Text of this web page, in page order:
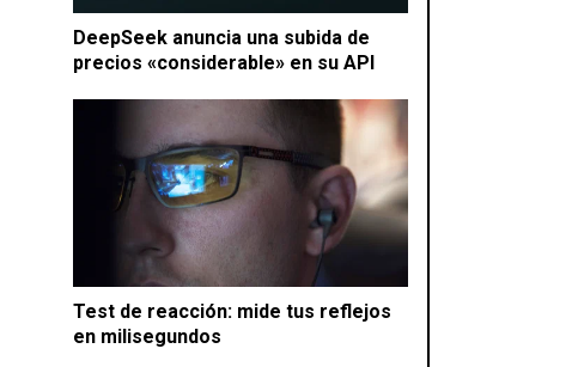
DeepSeek anuncia una subida de
precios «considerable» en su API
Test de reacción: mide tus reflejos
en milisegundos